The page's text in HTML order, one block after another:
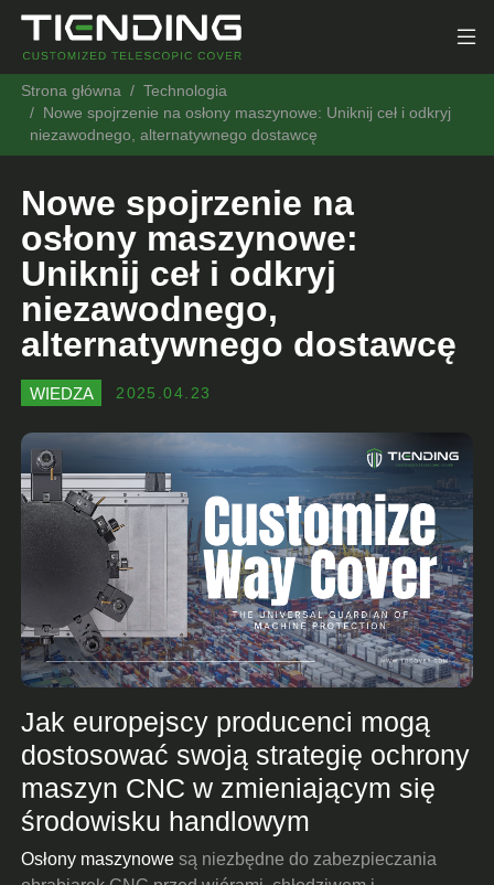
Strona główna
Technologia
Nowe spojrzenie na osłony maszynowe: Uniknij ceł i odkryj
niezawodnego, alternatywnego dostawcę
Nowe spojrzenie na
osłony maszynowe:
Uniknij ceł i odkryj
niezawodnego,
alternatywnego dostawcę
2025.04.23
WIEDZA
Jak europejscy producenci mogą
dostosować swoją strategię ochrony
maszyn CNC w zmieniającym się
środowisku handlowym
Osłony maszynowe są niezbędne do zabezpieczania